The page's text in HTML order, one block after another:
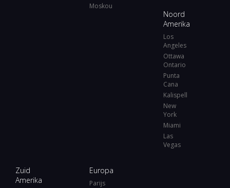
Moskou
Noord
Amerika
Los
Angeles
Ottawa
Ontario
Punta
Cana
Kalispell
New
York
Miami
Las
Vegas
Zuid
Amerika
Europa
Parijs